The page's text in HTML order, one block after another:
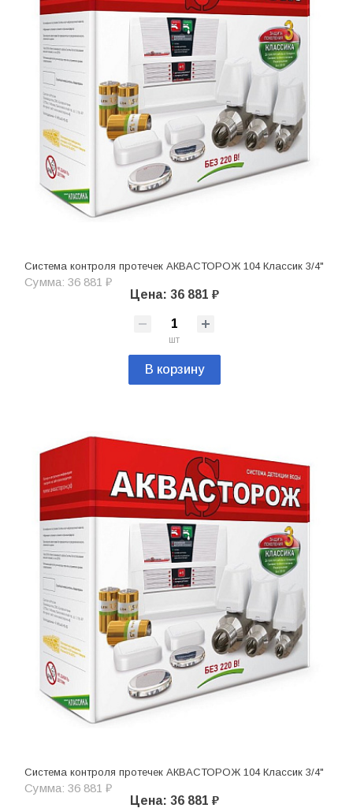
Система контроля протечек АКВАСТОРОЖ 104 Классик 3/4"
Сумма: 36 881 ₽
Цена: 36 881 ₽
шт
В корзину
Система контроля протечек АКВАСТОРОЖ 104 Классик 3/4"
Сумма: 36 881 ₽
Цена: 36 881 ₽